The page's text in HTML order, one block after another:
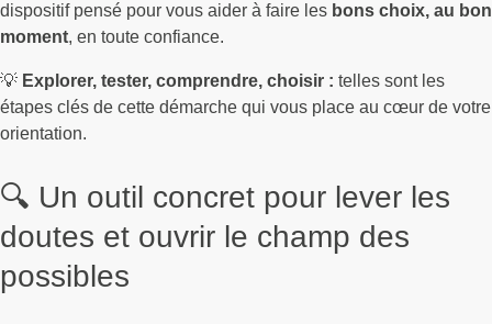
dispositif pensé pour vous aider à faire les bons choix, au bon
moment, en toute confiance.
💡 Explorer, tester, comprendre, choisir : telles sont les
étapes clés de cette démarche qui vous place au cœur de votre
orientation.
🔍 Un outil concret pour lever les
doutes et ouvrir le champ des
possibles